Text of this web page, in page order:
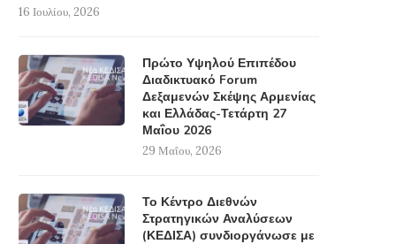
16 Ιουλίου, 2026
Πρώτο Υψηλού Επιπέδου
Διαδικτυακό Forum
Δεξαμενών Σκέψης Αρμενίας
και Ελλάδας-Τετάρτη 27
Μαΐου 2026
29 Μαΐου, 2026
Το Κέντρο Διεθνών
Στρατηγικών Αναλύσεων
(ΚΕΔΙΣΑ) συνδιοργάνωσε με